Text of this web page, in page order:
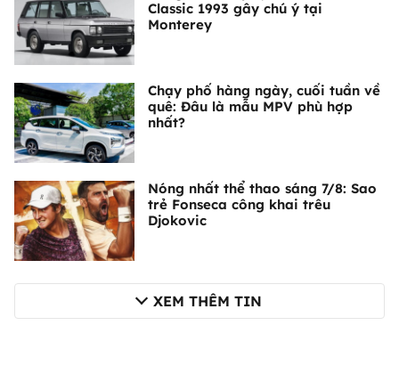
Classic 1993 gây chú ý tại
Monterey
Chạy phố hàng ngày, cuối tuần về
quê: Đâu là mẫu MPV phù hợp
nhất?
Nóng nhất thể thao sáng 7/8: Sao
trẻ Fonseca công khai trêu
Djokovic
XEM THÊM TIN